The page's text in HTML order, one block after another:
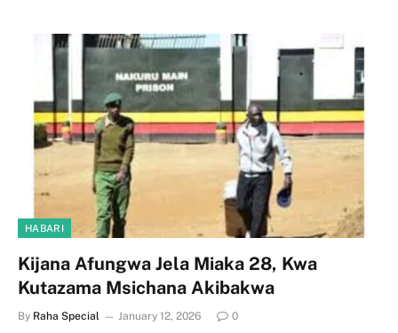
HABARI
Kijana Afungwa Jela Miaka 28, Kwa
Kutazama Msichana Akibakwa
By Raha Special January 12, 2026 0